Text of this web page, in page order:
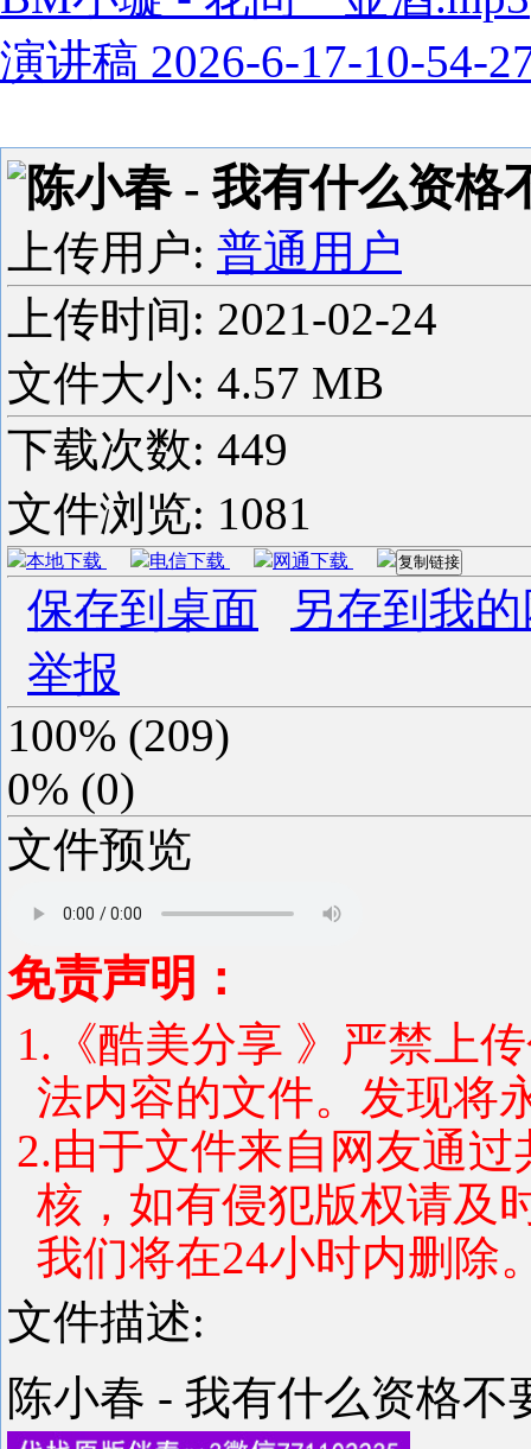
演讲稿 2026-6-17-10-54-
陈小春 - 我有什么资格
上传用户: 普通用户
上传时间: 2021-02-24
文件大小: 4.57 MB
下载次数: 449
文件浏览: 1081
本地下载 电信下载 网通下载 复制链接
保存到桌面
另存到我
举报
100% (209)
0% (0)
文件预览
免责声明：
1.《酷美分享 》严禁上
法内容的文件。发现将
2.由于文件来自网友通
核，如有侵犯版权请及
我们将在24小时内删除
文件描述:
陈小春 - 我有什么资格不